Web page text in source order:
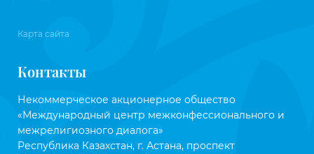
Карта сайта
Контакты
Некоммерческое акционерное общество
«Международный центр межконфессионального и
межрелигиозного диалога»
Республика Казахстан, г. Астана, проспект